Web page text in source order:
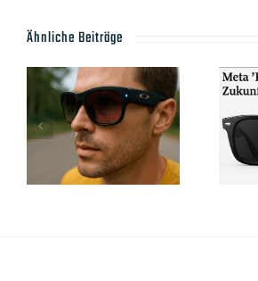
Ähnliche Beiträge